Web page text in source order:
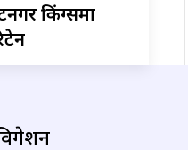
किंग्समा